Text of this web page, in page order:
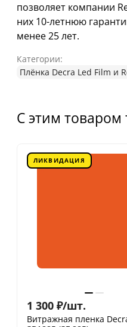
позволяет компании
них 10-летнюю
менее 25 лет.
Категории:
Плёнка Decra Led Film и
С этим
ЛИКВИДАЦИЯ
1 300 ₽/шт.
Витражная пленка